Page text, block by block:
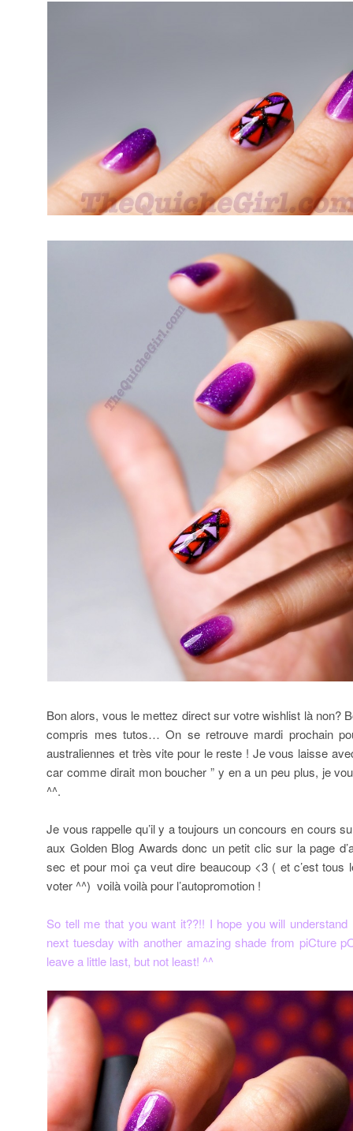
Bon alors, vous le mettez direct sur votre wishlist là non?
compris mes tutos… On se retrouve mardi prochain
australiennes et très vite pour le reste ! Je vous laisse
car comme dirait mon boucher ” y en a un peu plus, je
^^.
Je vous rappelle qu’il y a toujours un concours en cours
aux Golden Blog Awards donc un petit clic sur la page
sec et pour moi ça veut dire beaucoup <3 ( et c’est tous
voter ^^) voilà voilà pour l’autopromotion !
So tell me that you want it??!! I hope you will understand
next tuesday with another amazing shade from piCture
leave a little last, but not least! ^^